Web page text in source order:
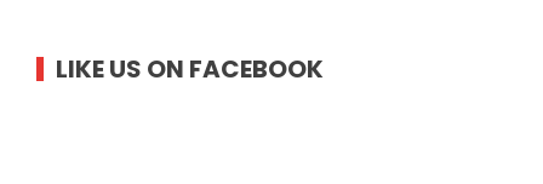
LIKE US ON FACEBOOK